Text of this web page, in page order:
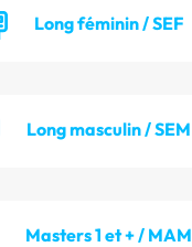
Long féminin / SEF
Long masculin / SEM
Masters 1 et + / MAM